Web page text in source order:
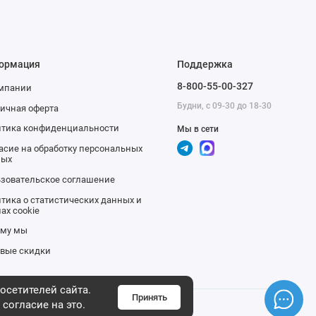
сайта.
на это.
Принять
оферта
конфиденциальности
на обработку персональных
соглашение
о статистических данных и
cookie
мы
скидки
Поддержка
8-800-55-00-327
Будни, с 09-30 до 18-30
Мы в сети